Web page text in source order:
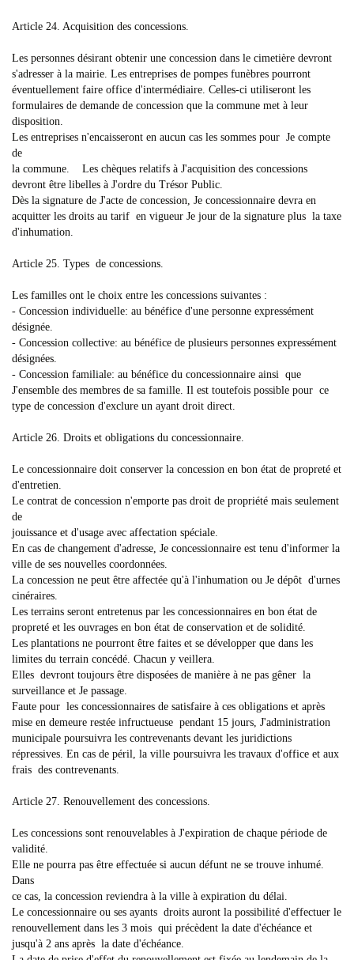
Article 24. Acquisition des concessions.
Les personnes désirant obtenir une concession dans le cimetière devront
s'adresser à la mairie. Les entreprises de pompes funèbres pourront
éventuellement faire office d'intermédiaire. Celles-ci utiliseront les
formulaires de demande de concession que la commune met à leur
disposition.
Les entreprises n'encaisseront en aucun cas les sommes pour Je compte
de
la commune. Les chèques relatifs à J'acquisition des concessions
devront être libelles à J'ordre du Trésor Public.
Dès la signature de J'acte de concession, Je concessionnaire devra en
acquitter les droits au tarif en vigueur Je jour de la signature plus la taxe
d'inhumation.
Article 25. Types de concessions.
Les familles ont le choix entre les concessions suivantes :
- Concession individuelle: au bénéfice d'une personne expressément
désignée.
- Concession collective: au bénéfice de plusieurs personnes expressément
désignées.
- Concession familiale: au bénéfice du concessionnaire ainsi que
J'ensemble des membres de sa famille. Il est toutefois possible pour ce
type de concession d'exclure un ayant droit direct.
Article 26. Droits et obligations du concessionnaire.
Le concessionnaire doit conserver la concession en bon état de propreté et
d'entretien.
Le contrat de concession n'emporte pas droit de propriété mais seulement
de
jouissance et d'usage avec affectation spéciale.
En cas de changement d'adresse, Je concessionnaire est tenu d'informer la
ville de ses nouvelles coordonnées.
La concession ne peut être affectée qu'à l'inhumation ou Je dépôt d'urnes
cinéraires.
Les terrains seront entretenus par les concessionnaires en bon état de
propreté et les ouvrages en bon état de conservation et de solidité.
Les plantations ne pourront être faites et se développer que dans les
limites du terrain concédé. Chacun y veillera.
Elles devront toujours être disposées de manière à ne pas gêner la
surveillance et Je passage.
Faute pour les concessionnaires de satisfaire à ces obligations et après
mise en demeure restée infructueuse pendant 15 jours, J'administration
municipale poursuivra les contrevenants devant les juridictions
répressives. En cas de péril, la ville poursuivra les travaux d'office et aux
frais des contrevenants.
Article 27. Renouvellement des concessions.
Les concessions sont renouvelables à J'expiration de chaque période de
validité.
Elle ne pourra pas être effectuée si aucun défunt ne se trouve inhumé.
Dans
ce cas, la concession reviendra à la ville à expiration du délai.
Le concessionnaire ou ses ayants droits auront la possibilité d'effectuer le
renouvellement dans les 3 mois qui précèdent la date d'échéance et
jusqu'à 2 ans après la date d'échéance.